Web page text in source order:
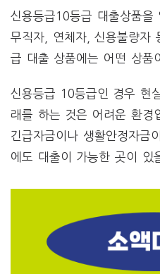
신용등급10등급 대출상품을
무직자, 연체자, 신용불량자
급 대출 상품에는 어떤 상품
신용등급 10등급인 경우 현
래를 하는 것은 어려운 환경
긴급자금이나 생활안정자금
에도 대출이 가능한 곳이 있